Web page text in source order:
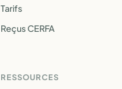
Tarifs
Reçus CERFA
RESSOURCES